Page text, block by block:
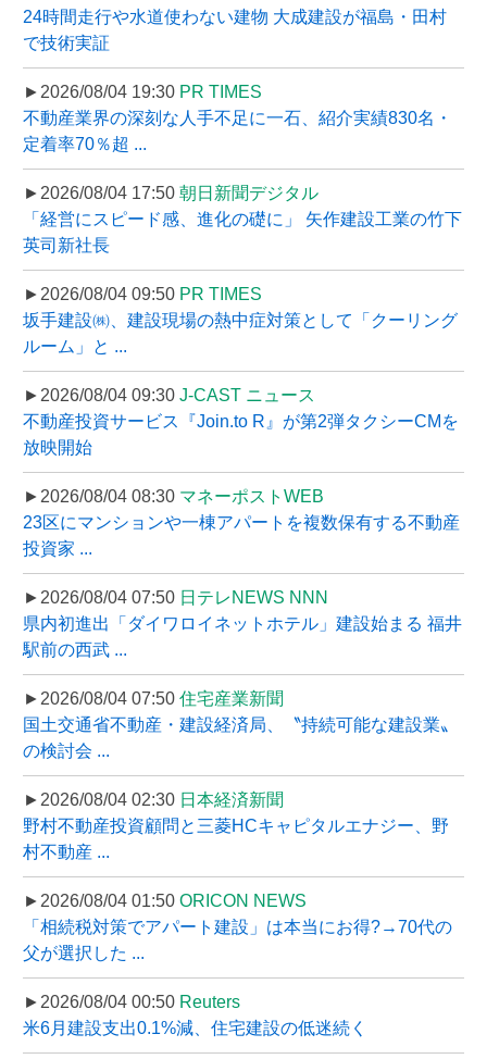
24時間走行や水道使わない建物 大成建設が福島・田村
で技術実証
►2026/08/04 19:30 PR TIMES
不動産業界の深刻な人手不足に一石、紹介実績830名・
定着率70％超 ...
►2026/08/04 17:50 朝日新聞デジタル
「経営にスピード感、進化の礎に」 矢作建設工業の竹下
英司新社長
►2026/08/04 09:50 PR TIMES
坂手建設㈱、建設現場の熱中症対策として「クーリング
ルーム」と ...
►2026/08/04 09:30 J-CAST ニュース
不動産投資サービス『Join.to R』が第2弾タクシーCMを
放映開始
►2026/08/04 08:30 マネーポストWEB
23区にマンションや一棟アパートを複数保有する不動産
投資家 ...
►2026/08/04 07:50 日テレNEWS NNN
県内初進出「ダイワロイネットホテル」建設始まる 福井
駅前の西武 ...
►2026/08/04 07:50 住宅産業新聞
国土交通省不動産・建設経済局、〝持続可能な建設業〟
の検討会 ...
►2026/08/04 02:30 日本経済新聞
野村不動産投資顧問と三菱HCキャピタルエナジー、野
村不動産 ...
►2026/08/04 01:50 ORICON NEWS
「相続税対策でアパート建設」は本当にお得?→70代の
父が選択した ...
►2026/08/04 00:50 Reuters
米6月建設支出0.1%減、住宅建設の低迷続く